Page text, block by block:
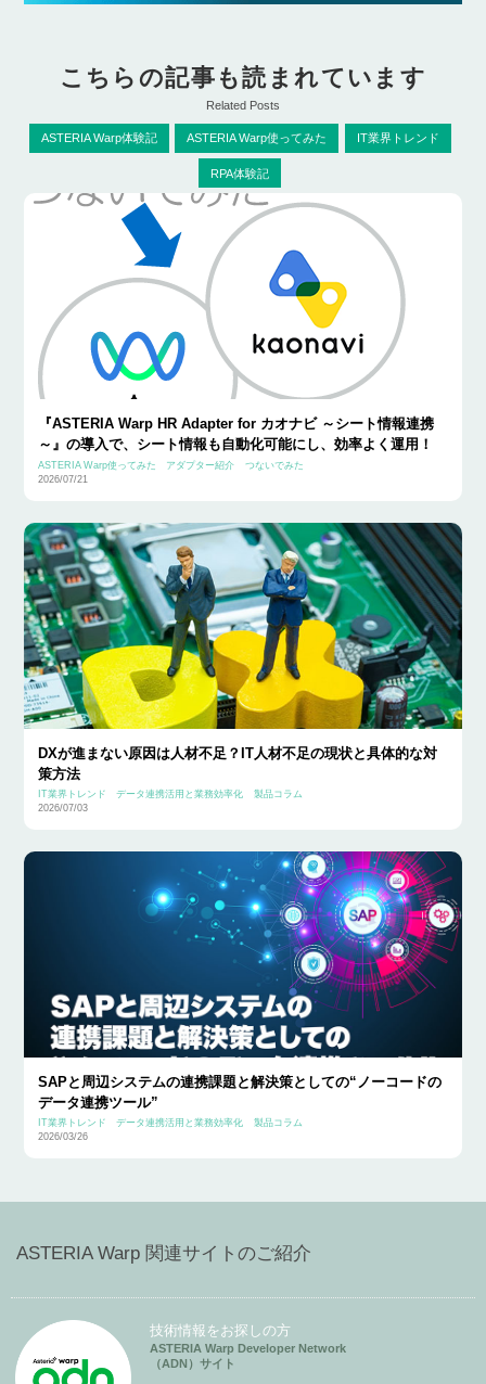
こちらの記事も読まれています
Related Posts
ASTERIA Warp体験記 ASTERIA Warp使ってみた IT業界トレンド
RPA体験記
『ASTERIA Warp HR Adapter for カオナビ ～シート情報連携
～』の導入で、シート情報も自動化可能にし、効率よく運用！
ASTERIA Warp使ってみた アダプター紹介
つないでみた
2026/07/21
DXが進まない原因は人材不足？IT人材不足の現状と具体的な対
策方法
IT業界トレンド データ連携活用と業務効率化
製品コラム
2026/07/03
SAPと周辺システムの連携課題と解決策としての“ノーコードの
データ連携ツール”
IT業界トレンド データ連携活用と業務効率化
製品コラム
2026/03/26
ASTERIA Warp 関連サイトのご紹介
技術情報をお探しの方
ASTERIA Warp Developer Network
（ADN）サイト